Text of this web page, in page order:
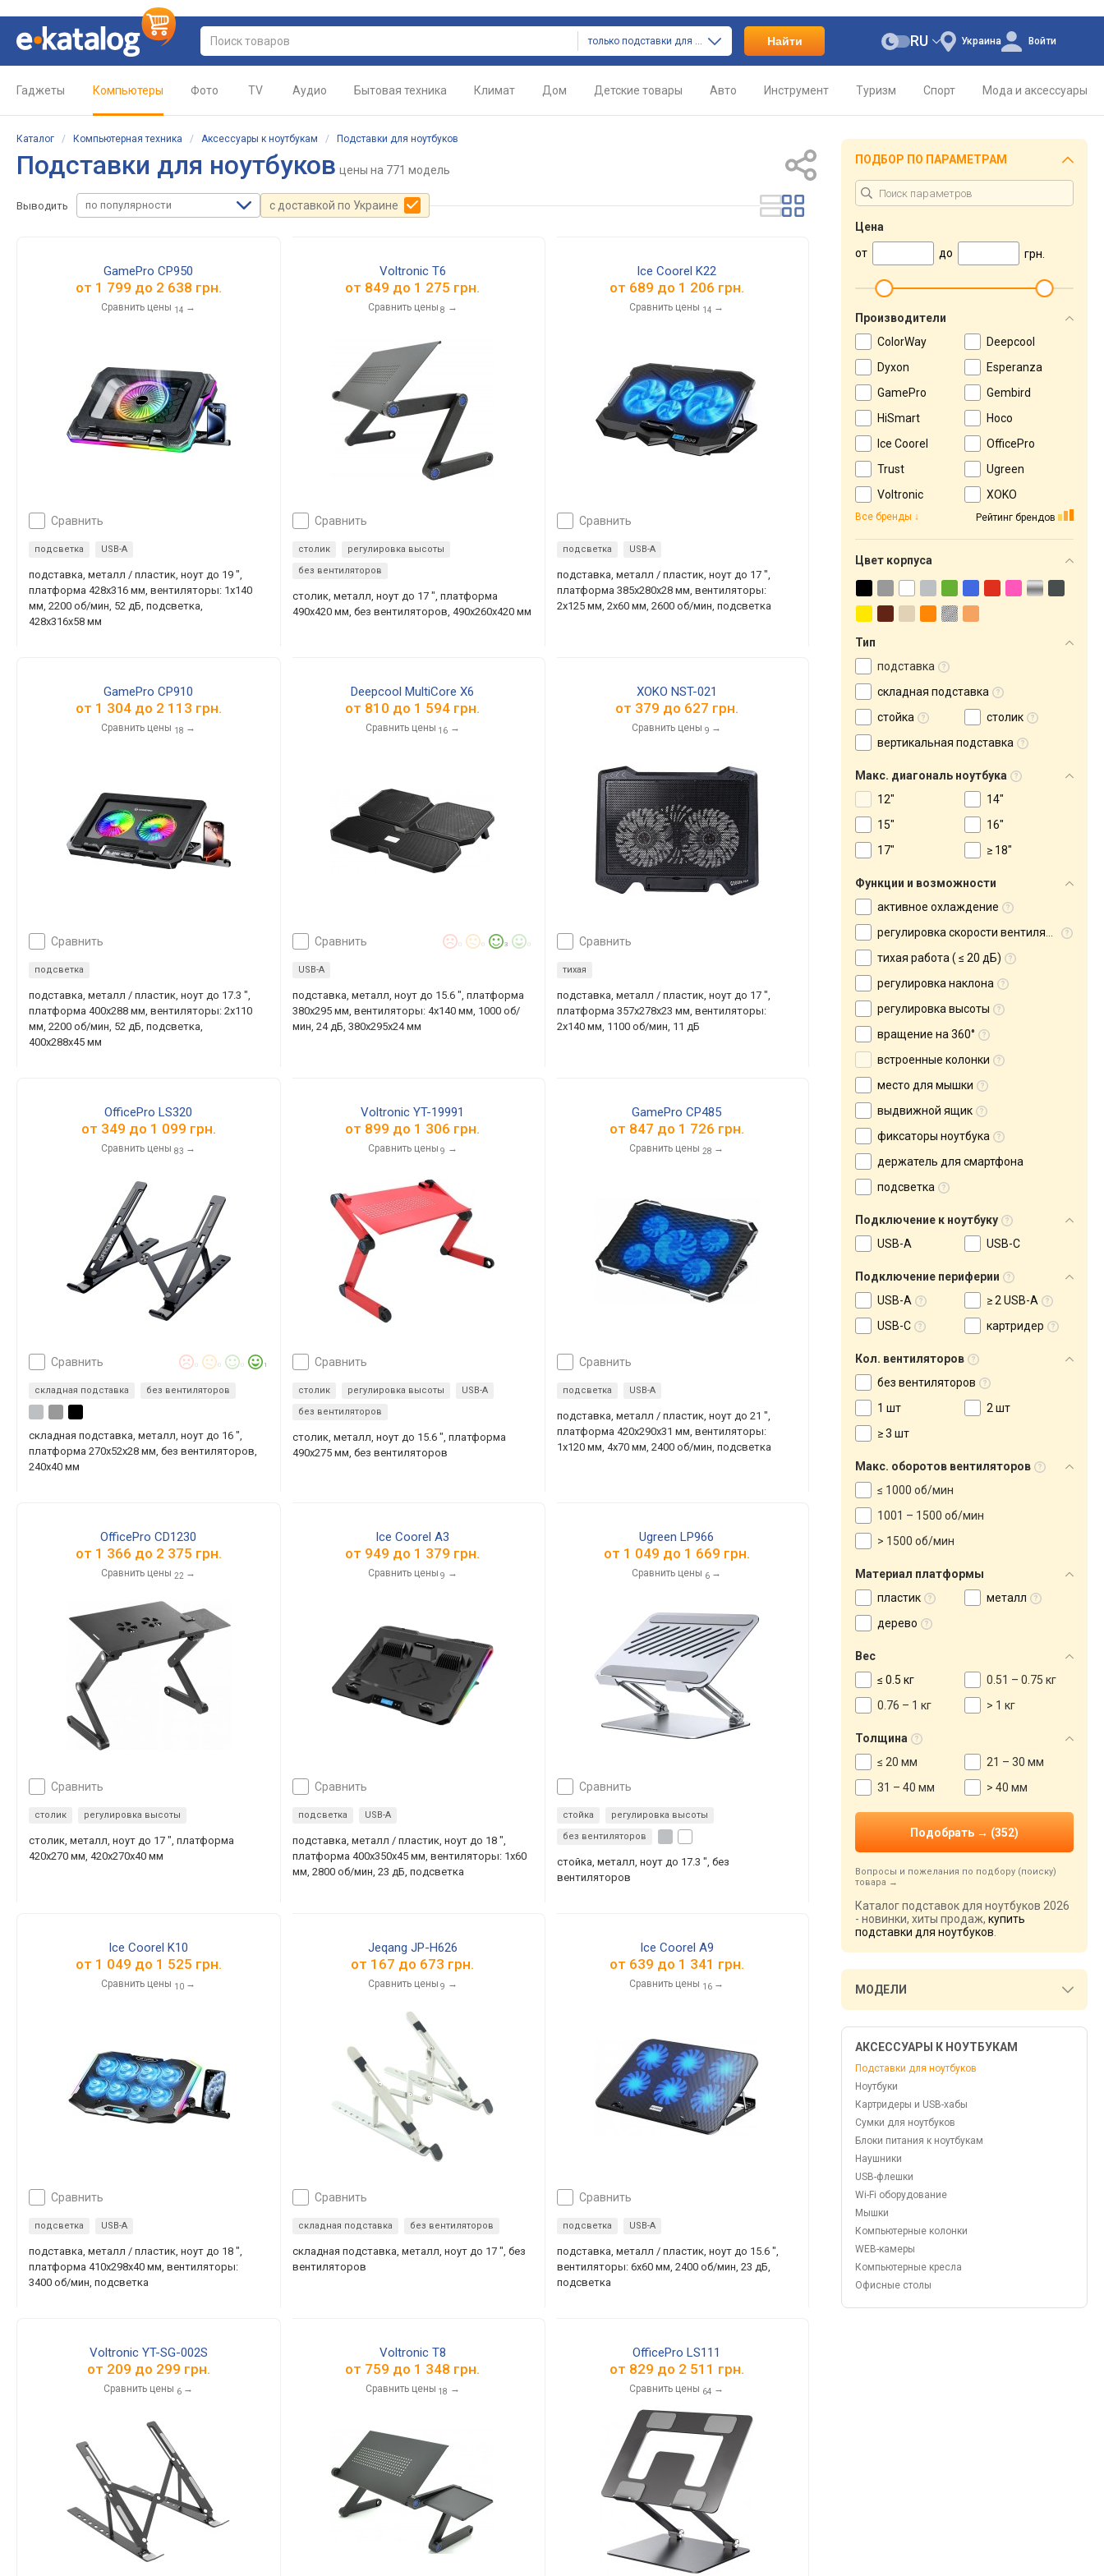
только подставки для ноутбуков Найти Украина
RU Войти
Гаджеты Компьютеры Фото TV Аудио Бытовая техника Климат Дом Детские товары Авто Инструмент Туризм Спорт Мода и аксессуары
Каталог / Компьютерная техника / Аксессуары к ноутбукам / Подставки для ноутбуков
Подставки для ноутбуков цены на 771 модель
Выводить по популярности с доставкой по Украине
GamePro CP950
от 1 799 до 2 638 грн.
Сравнить цены 14 →
сравнить
подсветка USB-A
подставка, металл / пластик, ноут до 19 ",
платформа 428х316 мм, вентиляторы: 1х140
мм, 2200 об/мин, 52 дБ, подсветка,
428х316х58 мм
Voltronic T6
от 849 до 1 275 грн.
Сравнить цены 8 →
сравнить
столик
регулировка высоты
без вентиляторов
столик, металл, ноут до 17 ", платформа
490х420 мм, без вентиляторов, 490х260х420 мм
Ice Coorel K22
от 689 до 1 206 грн.
Сравнить цены 14 →
сравнить
подсветка USB-A
подставка, металл / пластик, ноут до 17 ",
платформа 385x280x28 мм, вентиляторы:
2x125 мм, 2x60 мм, 2600 об/мин, подсветка
GamePro CP910
от 1 304до 2 113 грн.
Сравнить цены 18 →
сравнить
подсветка
подставка, металл / пластик, ноут до 17.3 ",
платформа 400х288 мм, вентиляторы: 2х110
мм, 2200 об/мин, 52 дБ, подсветка,
400х288х45 мм
Deepcool MultiCore X6
от 810 до 1 594 грн.
Сравнить цены 16 →
сравнить 3
USB-A
подставка, металл, ноут до 15.6 ", платформа
380x295 мм, вентиляторы: 4х140 мм, 1000 об/
мин, 24 дБ, 380x295x24 мм
XOKO NST-021
от 379 до 627 грн.
Сравнить цены 9 →
сравнить
тихая
подставка, металл / пластик, ноут до 17 ",
платформа 357x278x23 мм, вентиляторы:
2x140 мм, 1100 об/мин, 11 дБ
OfficePro LS320
от 349 до 1 099 грн.
Сравнить цены 83 →
сравнить 1
складная подставка без вентиляторов
складная подставка, металл, ноут до 16 ",
платформа 270x52x28 мм, без вентиляторов,
240х40 мм
Voltronic YT-19991
от 899 до 1 306 грн.
Сравнить цены 9 →
сравнить
столик регулировка высоты
USB-A
без вентиляторов
столик, металл, ноут до 15.6 ", платформа
490х275 мм, без вентиляторов
GamePro CP485
от 847 до 1 726 грн.
Сравнить цены 28 →
сравнить
подсветка USB-A
подставка, металл / пластик, ноут до 21 ",
платформа 420х290х31 мм, вентиляторы:
1x120 мм, 4x70 мм, 2400 об/мин, подсветка
OfficePro CD1230
от 1 366 до 2 375 грн.
Сравнить цены 22 →
сравнить
столик регулировка высоты
столик, металл, ноут до 17 ", платформа
420x270 мм, 420x270x40 мм
Ice Coorel A3
от 949 до 1 379 грн.
Сравнить цены 9 →
сравнить
подсветка USB-A
подставка, металл / пластик, ноут до 18 ",
платформа 400х350х45 мм, вентиляторы: 1x60
мм, 2800 об/мин, 23 дБ, подсветка
Ugreen LP966
от 1 049 до 1 669 грн.
Сравнить цены 6 →
сравнить
стойка
регулировка высоты
без вентиляторов
стойка, металл, ноут до 17.3 ", без
вентиляторов
Ice Coorel K10
от 1 049 до 1 525 грн.
Сравнить цены 10 →
сравнить
подсветка USB-A
подставка, металл / пластик, ноут до 18 ",
платформа 410x298x40 мм, вентиляторы:
3400 об/мин, подсветка
Jeqang JP-H626
от 167 до 673 грн.
Сравнить цены 9 →
сравнить
складная подставка без вентиляторов
складная подставка, металл, ноут до 17 ", без
вентиляторов
Ice Coorel A9
от 639 до 1 341 грн.
Сравнить цены 16 →
сравнить
подсветка USB-A
подставка, металл / пластик, ноут до 15.6 ",
вентиляторы: 6х60 мм, 2400 об/мин, 23 дБ,
подсветка
Voltronic YT-SG-002S
от 209 до 299 грн.
Сравнить цены 6 →
Voltronic T8
от 759 до 1 348 грн.
Сравнить цены 18 →
OfficePro LS111
от 829 до 2 511 грн.
Сравнить цены 64 →
ПОДБОР ПО ПАРАМЕТРАМ
Цена
от
до грн.
Производители
ColorWay
Deepcool
Dyxon
Esperanza
GamePro
Gembird
HiSmart
Hoco
Ice Coorel
OfficePro
Trust
Ugreen
Voltronic
XOKO
Рейтинг брендов
Все бренды
Цвет корпуса
Тип
подставка
складная подставка
стойка
столик
вертикальная подставка
Макс. диагональ ноутбука
12"
14"
15"
16"
17"
≥ 18"
Функции и возможности
активное охлаждение
регулировка скорости вентилятора
тихая работа ( ≤ 20 дБ)
регулировка наклона
регулировка высоты
вращение на 360°
встроенные колонки
место для мышки
выдвижной ящик
фиксаторы ноутбука
держатель для смартфона
подсветка
Подключение к ноутбуку
USB-A
USB-C
Подключение периферии
USB-A
≥ 2 USB-A
USB-C
картридер
Кол. вентиляторов
без вентиляторов
1 шт
2 шт
≥ 3 шт
Макс. оборотов вентиляторов
≤ 1000 об/мин
1001 – 1500 об/мин
> 1500 об/мин
Материал платформы
пластик
металл
дерево
Вес
≤ 0.5 кг
0.51 – 0.75 кг
0.76 – 1 кг
> 1 кг
Толщина
≤ 20 мм
21 – 30 мм
31 – 40 мм
> 40 мм
Вопросы и пожелания по подбору (поиску)
товара
Каталог подставок для ноутбуков 2026
- новинки, хиты продаж, купить
подставки для ноутбуков
МОДЕЛИ
АКСЕССУАРЫ К НОУТБУКАМ
Подставки для ноутбуков
Ноутбуки
Картридеры и USB-хабы
Сумки для ноутбуков
Блоки питания к ноутбукам
Наушники
USB-флешки
Wi-Fi оборудование
Мышки
Компьютерные колонки
WEB-камеры
Компьютерные кресла
Офисные столы